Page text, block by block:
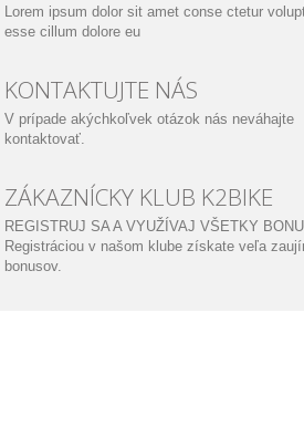
Lorem ipsum dolor sit amet conse ctetur
esse cillum dolore eu
KONTAKTUJTE NÁS
V prípade akýchkoľvek otázok nás neváhajte
kontaktovať.
ZÁKAZNÍCKY KLUB K2BIKE
REGISTRUJ SA A VYUŽÍVAJ VŠETKY
Registráciou v našom klube získate veľa
bonusov.